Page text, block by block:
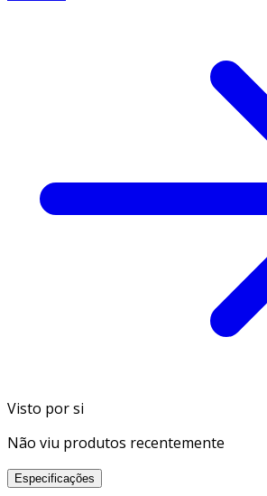
Visto por si
Não viu produtos recentemente
Especificações